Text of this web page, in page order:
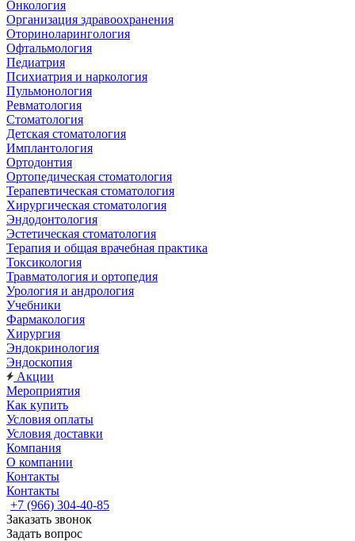
Онкология
Организация здравоохранения
Оториноларингология
Офтальмология
Педиатрия
Психиатрия и наркология
Пульмонология
Ревматология
Стоматология
Детская стоматология
Имплантология
Ортодонтия
Ортопедическая стоматология
Терапевтическая стоматология
Хирургическая стоматология
Эндодонтология
Эстетическая стоматология
Терапия и общая врачебная практика
Токсикология
Травматология и ортопедия
Урология и андрология
Учебники
Фармакология
Хирургия
Эндокринология
Эндоскопия
Акции
Мероприятия
Как купить
Условия оплаты
Условия доставки
Компания
О компании
Контакты
Контакты
+7 (966) 304-40-85
Заказать звонок
Задать вопрос